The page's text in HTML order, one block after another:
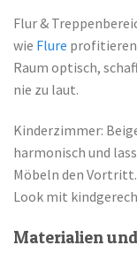
Flur &
wie Flure profitieren
Raum optisch,
nie zu laut.
Kinderzimmer:
harmonisch und
Möbeln den
Look mit
Materialien